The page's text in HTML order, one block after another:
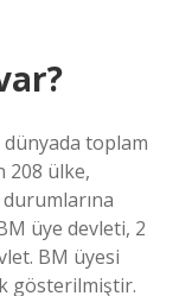
toplam
208 ülke,
üye devleti, 2
BM üyesi
gösterilmiştir.